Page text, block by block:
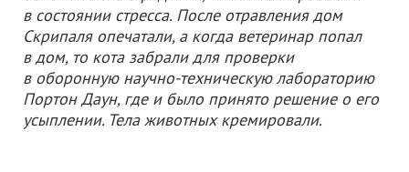
в состоянии стресса. После отравления дом
Скрипаля опечатали, а когда ветеринар попал
в дом, то кота забрали для проверки
в оборонную научно-техническую лабораторию
Портон Даун, где и было принято решение о его
усыплении. Тела животных кремировали.